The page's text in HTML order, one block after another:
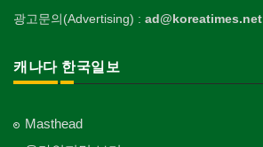
광고문의(Advertising) : ad@koreatimes.net
캐나다 한국일보
Masthead